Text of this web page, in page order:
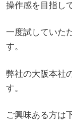
操作感を目指し
一度試していた
す。
弊社の大阪本社
す。
ご興味ある方は